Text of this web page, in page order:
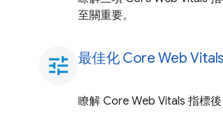
至關重要。
tune 最佳化 Core Web Vitals
瞭解 Core Web Vitals 指標